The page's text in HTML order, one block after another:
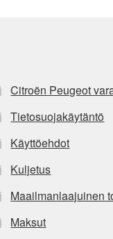
Citroën Peugeot
Tietosuojakäytäntö
Käyttöehdot
Kuljetus
Maailmanlaajuinen
Maksut